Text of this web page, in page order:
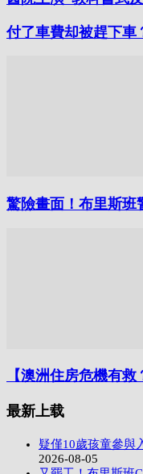
付了車費却被趕下車
驚險畫面！布里斯班
【澳洲住房危機有
最新上载
疑僅10歲孩童參與
2026-08-05